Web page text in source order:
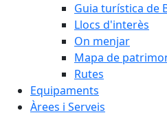
Guia turística de
Llocs d'interès
On menjar
Mapa de
Rutes
Equipaments
Àrees i Serveis